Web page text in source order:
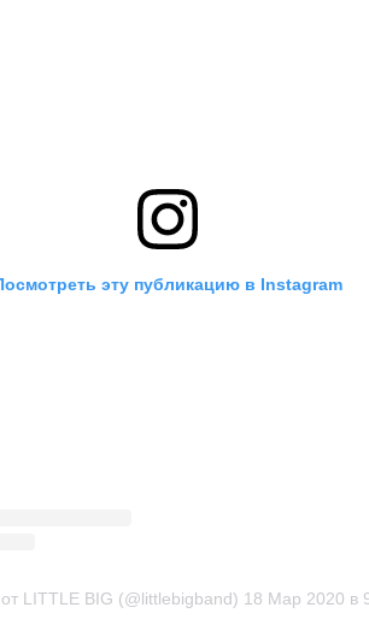
эту публикацию в Instagram
LITTLE BIG (@littlebigband) 18 Мар 2020 в